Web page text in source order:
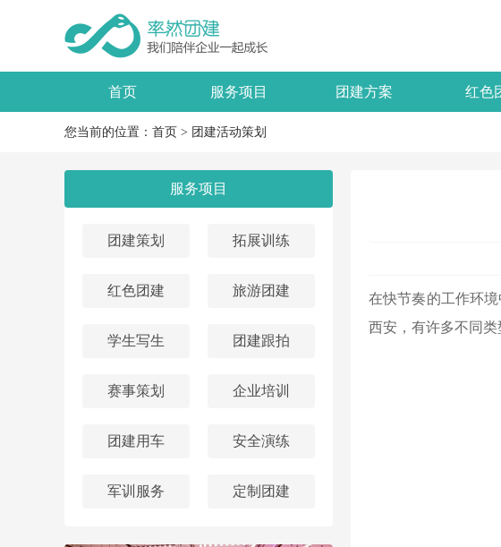
首页 服务项目 团建方案 红色
您当前的位置： 首页 > 团建活动策划
服务项目
团建策划 拓展训练
红色团建 旅游团建
学生写生 团建跟拍
赛事策划 企业培训
团建用车 安全演练
军训服务 定制团建
在快节奏的工作环
西安，有许多不同